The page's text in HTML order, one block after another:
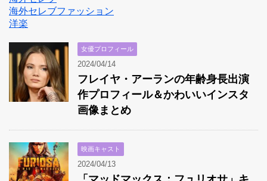
海外セレブファッション
洋楽
女優プロフィール
2024/04/14
フレイヤ・アーランの年齢身長出演
作プロフィール＆かわいいインスタ
画像まとめ
映画キャスト
2024/04/13